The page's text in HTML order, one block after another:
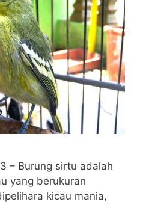
– Burung sirtu adalah
yang berukuran
kicau mania,